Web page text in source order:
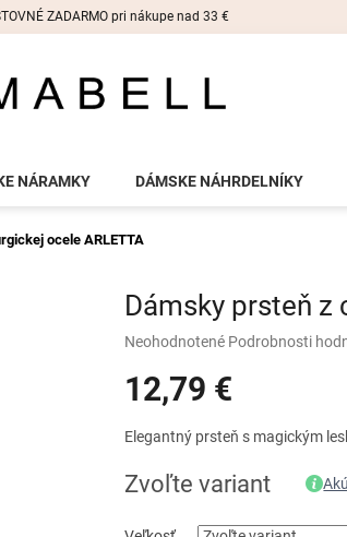
ZADARMO pri nákupe nad 33 €
NÁRAMKY DÁMSKE NÁHRDELNÍKY
ocele ARLETTA
Dámsky prsteň z
Priemerné
produktu
je
z
hviezdičiek.
Neohodnotené Podrobnosti
12,79 €
cena:
Elegantný prsteň s magickým
Zvoľte variant